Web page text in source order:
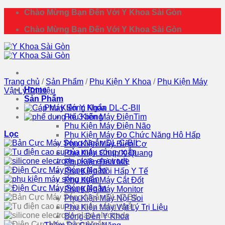
Chào Mừng Bạn Đến Với Y Khoa Sài Gòn
Chào Mừng Bạn Đến Với Y Khoa Sài Gòn
Home
Sản Phẩm
Phụ Kiện Y Khoa
Phụ Kiện Máy ĐiệnTim
Phụ Kiện Máy Điện Não
Phụ Kiện Máy Đo Chức Năng Hô Hấp
Phụ Kiện Máy Điện Cơ
Phụ Kiện Chụp X Quang
Phụ Kiện Đèn Mổ
Phụ Kiện Nồi Hấp Y Tế
Phụ Kiện Máy Cắt Đốt
Phụ Kiện Máy Monitor
Phụ Kiện Máy Nội Soi
Phụ Kiện Máy Vật Lý Trị Liệu
Bóng Đèn Y Khoa
Trang chủ / Sản Phẩm / Phụ Kiện Y Khoa / Phụ Kiện Máy
Vật Lý Trị Liệu
Lọc